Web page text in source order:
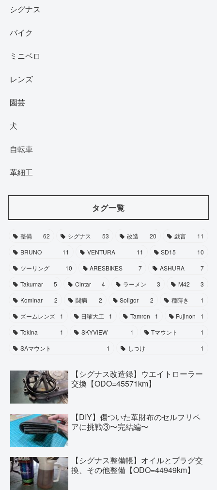
シグナス
バイク
ミニベロ
レンズ
園芸
犬
自転車
革細工
タグ一覧
整備 62 シグナス 53 改造 20 戯言
11
BRUNO
11 VENTURA 11 SD15
10
ツーリング
10 ARESBIKES 7 ASHURA
7
Takumar
5 Cintar 4 ラーメン 3 M42
3
Kominar
2 闘病 2 Soligor 2 種蒔き
1
ズームレンズ
1 日曜大工 1 Tamron 1 Fujinon
1
Tokina
1 SKYVIEW 1 Tマウント
1
SAマウント
1 しつけ 1
【シグナス改造録】ウエイトローラー
交換【ODO=45571km】
【DIY】傷ついた革財布のセルフリペ
アに挑戦③〜完結編〜
【シグナス整備帳】オイルとプラグ交
換、その他整備【ODO=44949km】